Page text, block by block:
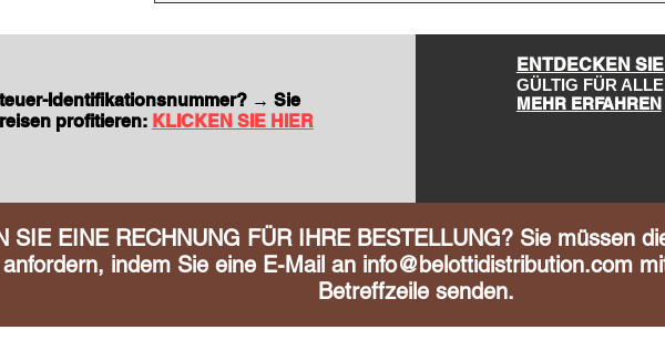
Identifikationsnummer? → Sie
profitieren: KLICKEN SIE HIER
ENTDECKEN
GÜLTIG FÜR
MEHR ERFAHREN
SIE EINE RECHNUNG FÜR IHRE BESTELLUNG? Sie müssen
indem Sie eine E-Mail an info@belottidistribution.com
Betreffzeile senden.